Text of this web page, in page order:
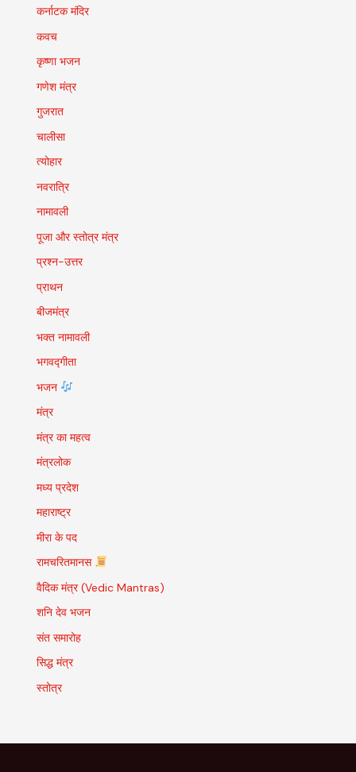
कर्नाटक मंदिर
कवच
कृष्णा भजन
गणेश मंत्र
गुजरात
चालीसा
त्योहार
नवरात्रि
नामावली
पूजा और स्तोत्र मंत्र
प्रश्न-उत्तर
प्राथन
बीजमंत्र
भक्त नामावली
भगवद्गीता
भजन
मंत्र
मंत्र का महत्व
मंत्रलोक
मध्य प्रदेश
महाराष्ट्र
मीरा के पद
रामचरितमानस
वैदिक मंत्र (Vedic Mantras)
शनि देव भजन
संत समारोह
सिद्ध मंत्र
स्तोत्र